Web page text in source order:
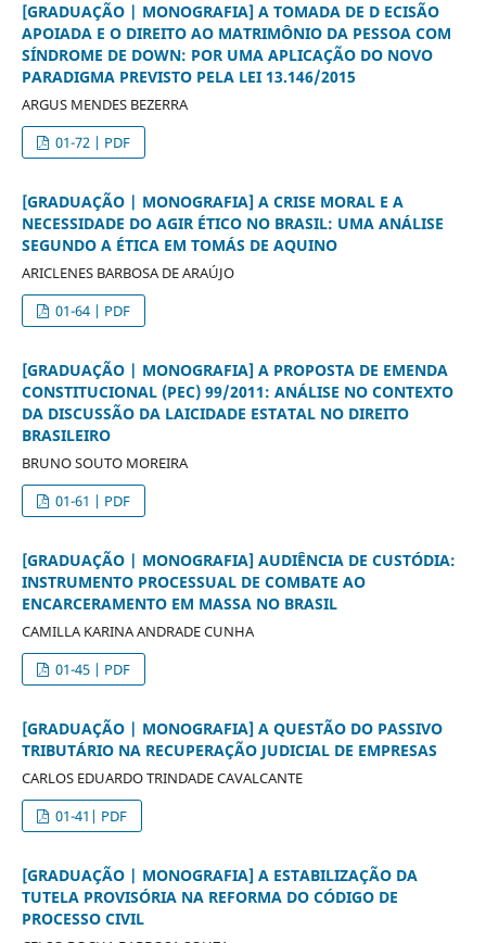
[GRADUAÇÃO | MONOGRAFIA] A TOMADA DE D ECISÃO
APOIADA E O DIREITO AO MATRIMÔNIO DA PESSOA COM
SÍNDROME DE DOWN: POR UMA APLICAÇÃO DO NOVO
PARADIGMA PREVISTO PELA LEI 13.146/2015
ARGUS MENDES BEZERRA
01-72 | PDF
[GRADUAÇÃO | MONOGRAFIA] A CRISE MORAL E A
NECESSIDADE DO AGIR ÉTICO NO BRASIL: UMA ANÁLISE
SEGUNDO A ÉTICA EM TOMÁS DE AQUINO
ARICLENES BARBOSA DE ARAÚJO
01-64 | PDF
[GRADUAÇÃO | MONOGRAFIA] A PROPOSTA DE EMENDA
CONSTITUCIONAL (PEC) 99/2011: ANÁLISE NO CONTEXTO
DA DISCUSSÃO DA LAICIDADE ESTATAL NO DIREITO
BRASILEIRO
BRUNO SOUTO MOREIRA
01-61 | PDF
[GRADUAÇÃO | MONOGRAFIA] AUDIÊNCIA DE CUSTÓDIA:
INSTRUMENTO PROCESSUAL DE COMBATE AO
ENCARCERAMENTO EM MASSA NO BRASIL
CAMILLA KARINA ANDRADE CUNHA
01-45 | PDF
[GRADUAÇÃO | MONOGRAFIA] A QUESTÃO DO PASSIVO
TRIBUTÁRIO NA RECUPERAÇÃO JUDICIAL DE EMPRESAS
CARLOS EDUARDO TRINDADE CAVALCANTE
01-41| PDF
[GRADUAÇÃO | MONOGRAFIA] A ESTABILIZAÇÃO DA
TUTELA PROVISÓRIA NA REFORMA DO CÓDIGO DE
PROCESSO CIVIL